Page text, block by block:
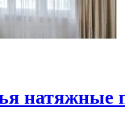
натяжные